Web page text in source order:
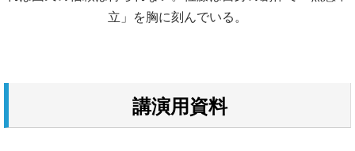
立」を胸に刻んでいる。
講演用資料